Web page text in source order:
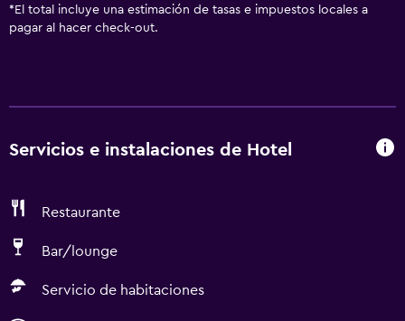
* El total incluye una estimación de tasas e impuestos locales a
pagar al hacer check-out.
Servicios e instalaciones de Hotel
Restaurante
Bar/lounge
Servicio de habitaciones